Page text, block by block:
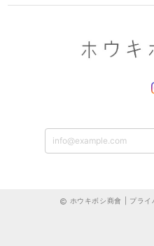
ホウキボシ商會 | プライ